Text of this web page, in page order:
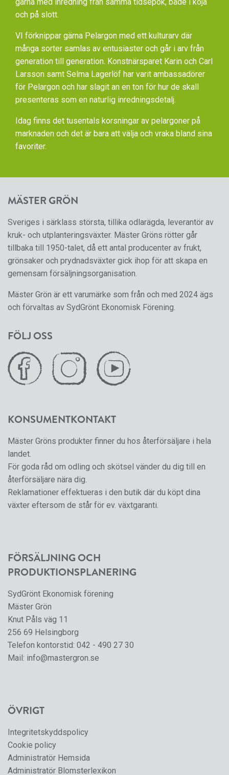
och på slott.
VI förknippar gärna Pelargon med ett kulturarv där
många sorter samlas av entusiaster och går i arv från
generation till generation. Konstnärsparet Karin och Carl
Larsson samt Selma Lagerlöf har varit ambassadörer
för Pelargon och har slagit an en ton för hur de skall
presenteras som en naturlig inredningsdetalj.
Idag finns det tusentals korsningar av pelargoner på
marknaden och det är bara att välja och vraka bland sina
favoriter.
MÄSTER GRÖN
Sveriges i särklass största, tillika odlarägda, leverantör av
kruk- och utplanteringsväxter. Mäster Gröns rötter går
tillbaka till 1950-talet, då ett antal producenter av frukt,
grönsaker och prydnadsväxter gick ihop för att skapa en
gemensam försäljningsorganisation.
Mäster Grön är ett varumärke som från och med 2024 ägs
och förvaltas av SydGrönt Ekonomisk Förening.
FÖLJ OSS
KONSUMENTKONTAKT
Mäster Gröns produkter finner du hos återförsäljare i hela
landet.
För goda råd om odling och skötsel vänder du dig till en
återförsäljare nära dig.
Reklamationer effektueras i den butik där du köpt dina
växter eftersom de står för ev. växtgaranti.
FÖRSÄLJNING OCH
PRODUKTIONSPLANERING
SydGrönt Ekonomisk förening
Mäster Grön
Knut Påls väg 11
256 69 Helsingborg
Telefon kontorstid: 042 - 490 27 30
Mail: info@mastergron.se
ÖVRIGT
Integritetskyddspolicy
Cookie policy
Administratör Hemsida
Administratör Blomsterlexikon